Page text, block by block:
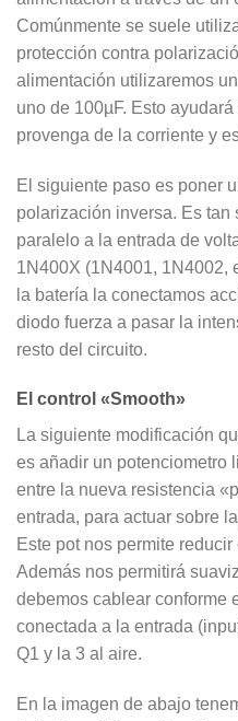
Comúnmente se suele
protección contra
alimentación utilizaremos
uno de 100µF. Esto
provenga de la corriente y
El siguiente paso es poner
polarización inversa. Es tan
paralelo a la entrada de
1N400X (1N4001, 1N4002,
la batería la conectamos
diodo fuerza a pasar la
resto del circuito.
El control «Smooth»
La siguiente modificación
es añadir un potenciometro
entre la nueva resistencia
entrada, para actuar sobre
Este pot nos permite
Además nos permitirá
debemos cablear conforme
conectada a la entrada
Q1 y la 3 al aire.
En la imagen de abajo